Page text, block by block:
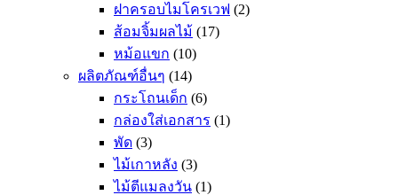
ฝาครอบไมโครเวฟ (2)
ส้อมจิ้มผลไม้ (17)
หม้อแขก (10)
ผลิตภัณฑ์อื่นๆ (14)
กระโถนเด็ก (6)
กล่องใส่เอกสาร (1)
พัด (3)
ไม้เกาหลัง (3)
ไม้ตีแมลงวัน (1)